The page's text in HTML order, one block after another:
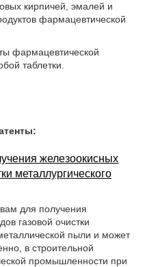
кирпичей, эмалей и
фармацевтической
фармацевтической
таблетки.
железоокисных
металлургического
для получения
газовой очистки
пыли и может
в строительной
промышленности при